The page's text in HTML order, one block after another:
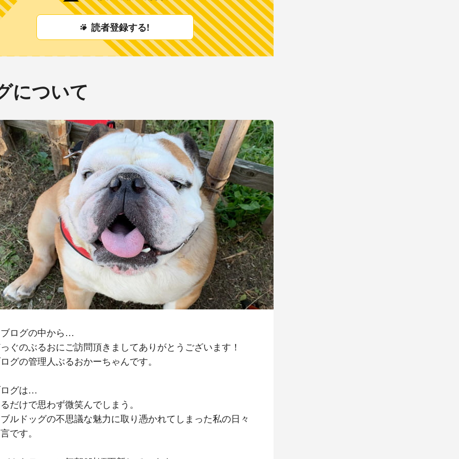
読者登録する!
について
ログの中から…
ぐのぶるおにご訪問頂きましてありがとうございます！
グの管理人ぶるおかーちゃんです。
グは…
だけで思わず微笑んでしまう。
ルドッグの不思議な魅力に取り憑かれてしまった私の日々
です。